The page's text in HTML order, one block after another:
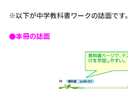
※以下が中学教科書ワークの誌面です。
●本冊の誌面